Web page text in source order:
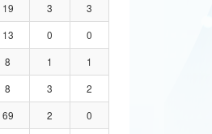
19 3
3
13 0
0
8 1
1
8 3
2
69 2
0